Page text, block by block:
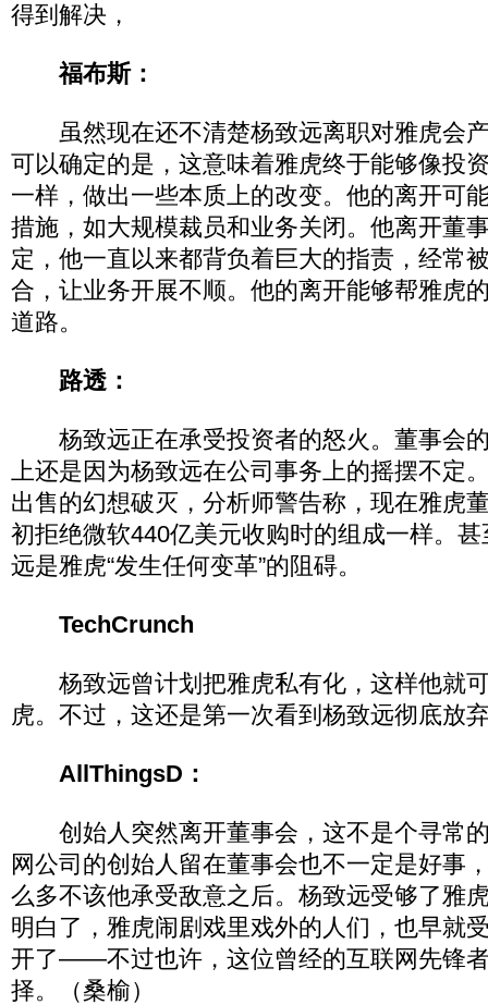
得到解决，
福布斯：
虽然现在还不清楚杨致远离职对雅虎会
可以确定的是，这意味着雅虎终于能够像投
一样，做出一些本质上的改变。他的离开可
措施，如大规模裁员和业务关闭。他离开董
定，他一直以来都背负着巨大的指责，经常
合，让业务开展不顺。他的离开能够帮雅虎
道路。
路透：
杨致远正在承受投资者的怒火。董事会
上还是因为杨致远在公司事务上的摇摆不定
出售的幻想破灭，分析师警告称，现在雅虎
初拒绝微软440亿美元收购时的组成一样。
远是雅虎“发生任何变革”的阻碍。
TechCrunch
杨致远曾计划把雅虎私有化，这样他就
虎。不过，这还是第一次看到杨致远彻底放
AllThingsD：
创始人突然离开董事会，这不是个寻常
网公司的创始人留在董事会也不一定是好事
么多不该他承受敌意之后。杨致远受够了雅
明白了，雅虎闹剧戏里戏外的人们，也早就
开了――不过也许，这位曾经的互联网先锋
择。（桑榆）